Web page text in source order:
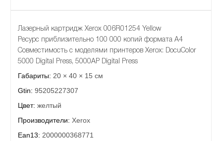
Лазерный картридж Xerox 006R01254 Yellow
Ресурс приблизительно 100 000 копий формата А4
Совместимость с моделями принтеров Xerox: DocuColor
5000 Digital Press, 5000AP Digital Press
Габариты: 20 × 40 × 15 см
Gtin: 95205227307
Цвет: желтый
Производители: Xerox
Ean13: 2000000368771